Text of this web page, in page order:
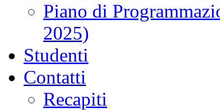
Piano di
2025)
Studenti
Contatti
Recapiti